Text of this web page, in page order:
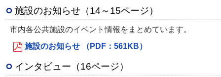
施設のお知らせ（14～15ページ）
市内各公共施設のイベント情報をまとめています。
施設のお知らせ （PDF：561KB）
インタビュー（16ページ）